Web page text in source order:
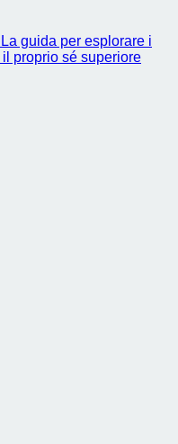
guida per esplorare i
proprio sé superiore